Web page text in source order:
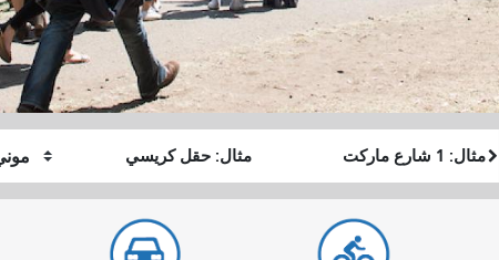
البداية
النهاية
كيف
أرغب
في
السفر